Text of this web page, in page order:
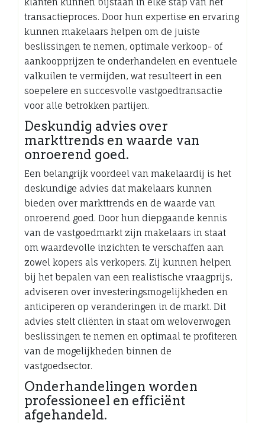
transactieproces. Door hun expertise en ervaring
kunnen makelaars helpen om de juiste
beslissingen te nemen, optimale verkoop- of
aankoopprijzen te onderhandelen en eventuele
valkuilen te vermijden, wat resulteert in een
soepelere en succesvolle vastgoedtransactie
voor alle betrokken partijen.
Deskundig advies over
markttrends en waarde van
onroerend goed.
Een belangrijk voordeel van makelaardij is het
deskundige advies dat makelaars kunnen
bieden over markttrends en de waarde van
onroerend goed. Door hun diepgaande kennis
van de vastgoedmarkt zijn makelaars in staat
om waardevolle inzichten te verschaffen aan
zowel kopers als verkopers. Zij kunnen helpen
bij het bepalen van een realistische vraagprijs,
adviseren over investeringsmogelijkheden en
anticiperen op veranderingen in de markt. Dit
advies stelt cliënten in staat om weloverwogen
beslissingen te nemen en optimaal te profiteren
van de mogelijkheden binnen de
vastgoedsector.
Onderhandelingen worden
professioneel en efficiënt
afgehandeld.